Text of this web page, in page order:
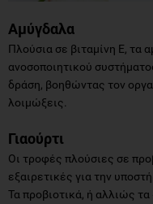
Αμύγδαλα
Πλούσια σε βιταμίνη Ε, τα
ανοσοποιητικού
δράση, βοηθώντας τον
λοιμώξεις.
Γιαούρτι
Οι τροφές πλούσιες σε
εξαιρετικές για την
Τα προβιοτικά, ή αλλιώς